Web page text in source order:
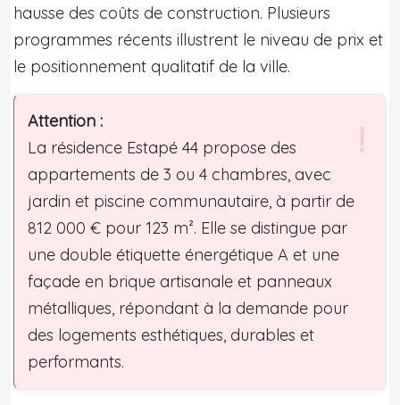
hausse des coûts de construction. Plusieurs
programmes récents illustrent le niveau de prix et
le positionnement qualitatif de la ville.
Attention :
La résidence Estapé 44 propose des
appartements de 3 ou 4 chambres, avec
jardin et piscine communautaire, à partir de
812 000 € pour 123 m². Elle se distingue par
une double étiquette énergétique A et une
façade en brique artisanale et panneaux
métalliques, répondant à la demande pour
des logements esthétiques, durables et
performants.